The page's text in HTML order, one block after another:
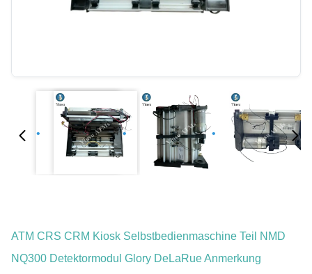
ATM CRS CRM Kiosk Selbstbedienmaschine Teil NMD
NQ300 Detektormodul Glory DeLaRue Anmerkung